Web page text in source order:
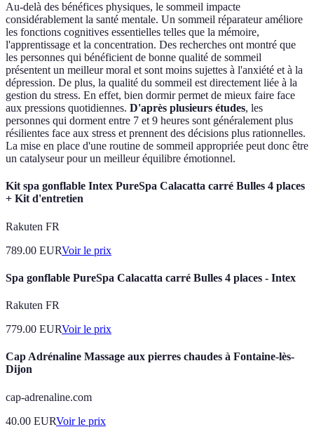
Au-delà des bénéfices physiques, le sommeil impacte
considérablement la santé mentale. Un sommeil réparateur améliore
les fonctions cognitives essentielles telles que la mémoire,
l'apprentissage et la concentration. Des recherches ont montré que
les personnes qui bénéficient de bonne qualité de sommeil
présentent un meilleur moral et sont moins sujettes à l'anxiété et à la
dépression. De plus, la qualité du sommeil est directement liée à la
gestion du stress. En effet, bien dormir permet de mieux faire face
aux pressions quotidiennes. D'après plusieurs études, les
personnes qui dorment entre 7 et 9 heures sont généralement plus
résilientes face aux stress et prennent des décisions plus rationnelles.
La mise en place d'une routine de sommeil appropriée peut donc être
un catalyseur pour un meilleur équilibre émotionnel.
Kit spa gonflable Intex PureSpa Calacatta carré Bulles 4 places
+ Kit d'entretien
Rakuten FR
789.00 EURVoir le prix
Spa gonflable PureSpa Calacatta carré Bulles 4 places - Intex
Rakuten FR
779.00 EURVoir le prix
Cap Adrénaline Massage aux pierres chaudes à Fontaine-lès-
Dijon
cap-adrenaline.com
40.00 EURVoir le prix